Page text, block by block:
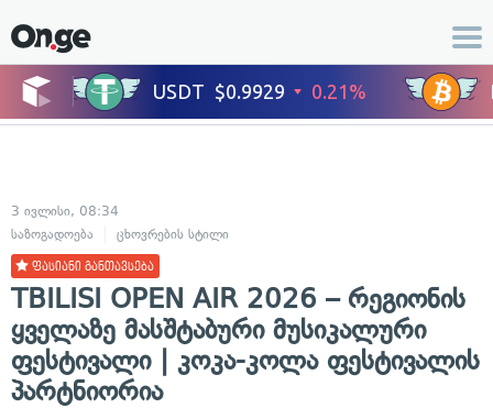
3 ივლისი, 08:34
საზოგადოება
ცხოვრების სტილი
ფასიანი განთავსება
TBILISI OPEN AIR 2026 – რეგიონის
ყველაზე მასშტაბური მუსიკალური
ფესტივალი | კოკა-კოლა ფესტივალის
პარტნიორია